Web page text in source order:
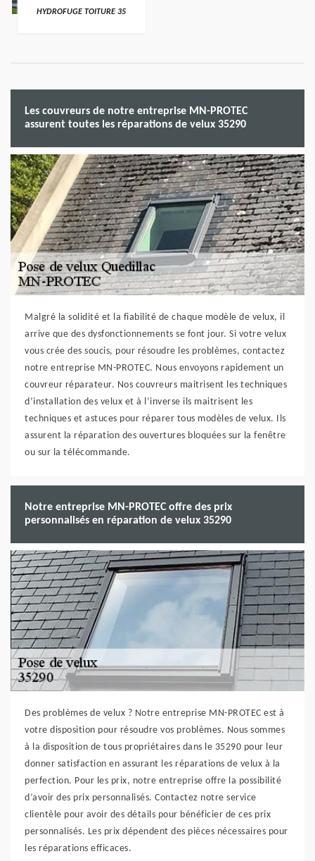
HYDROFUGE TOITURE 35
Les couvreurs de notre entreprise MN-PROTEC
assurent toutes les réparations de velux 35290
Malgré la solidité et la fiabilité de chaque modèle de velux, il
arrive que des dysfonctionnements se font jour. Si votre velux
vous crée des soucis, pour résoudre les problèmes, contactez
notre entreprise MN-PROTEC. Nous envoyons rapidement un
couvreur réparateur. Nos couvreurs maitrisent les techniques
d’installation des velux et à l’inverse ils maitrisent les
techniques et astuces pour réparer tous modèles de velux. Ils
assurent la réparation des ouvertures bloquées sur la fenêtre
ou sur la télécommande.
Notre entreprise MN-PROTEC offre des prix
personnalisés en réparation de velux 35290
Des problèmes de velux ? Notre entreprise MN-PROTEC est à
votre disposition pour résoudre vos problèmes. Nous sommes
à la disposition de tous propriétaires dans le 35290 pour leur
donner satisfaction en assurant les réparations de velux à la
perfection. Pour les prix, notre entreprise offre la possibilité
d’avoir des prix personnalisés. Contactez notre service
clientèle pour avoir des détails pour bénéficier de ces prix
personnalisés. Les prix dépendent des pièces nécessaires pour
les réparations efficaces.